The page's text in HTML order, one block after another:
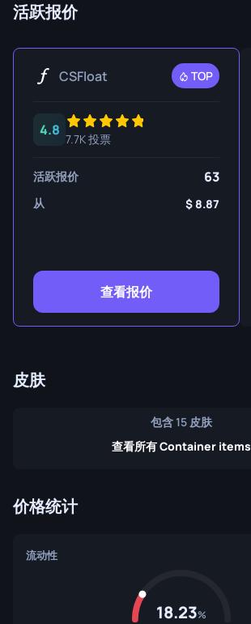
活跃报价
CSFloat TOP
4.8
7.7K 投票
活跃报价 63
从 8.87
查看报价
皮肤
包含 15 皮肤
查看所有 Container items
价格统计
流动性
18.23%